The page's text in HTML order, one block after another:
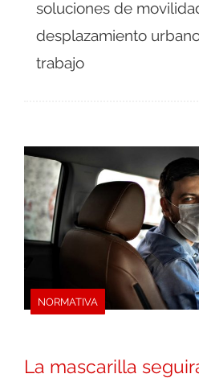
soluciones de
desplazamiento
trabajo
NORMATIVA
La mascarilla